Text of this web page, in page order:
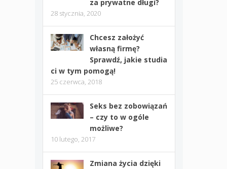
za prywatne długi?
28 stycznia, 2020
Chcesz założyć
własną firmę?
Sprawdź, jakie studia
ci w tym pomogą!
25 czerwca, 2018
Seks bez zobowiązań
– czy to w ogóle
możliwe?
10 lutego, 2017
Zmiana życia dzięki